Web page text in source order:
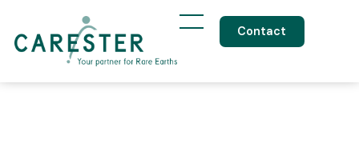
Contact